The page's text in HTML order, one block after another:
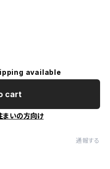
available
cart
まいの方向け
通報する